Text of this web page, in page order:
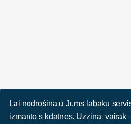
Lai nodrošinātu Jums labāku
izmanto sīkdatnes. Uzzināt vairāk